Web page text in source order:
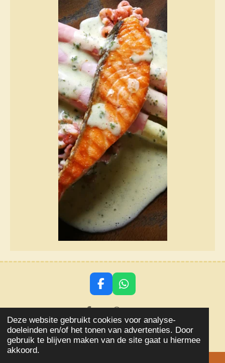
Deze website gebruikt cookies voor analyse-
doeleinden en/of het tonen van advertenties. Door
gebruik te blijven maken van de site gaat u hiermee
akkoord.
F
a
c
e
b
o
W
h
a
t
s
A
© 2018 - 2026 Aqlevensstijl
Powered by JouwWeb